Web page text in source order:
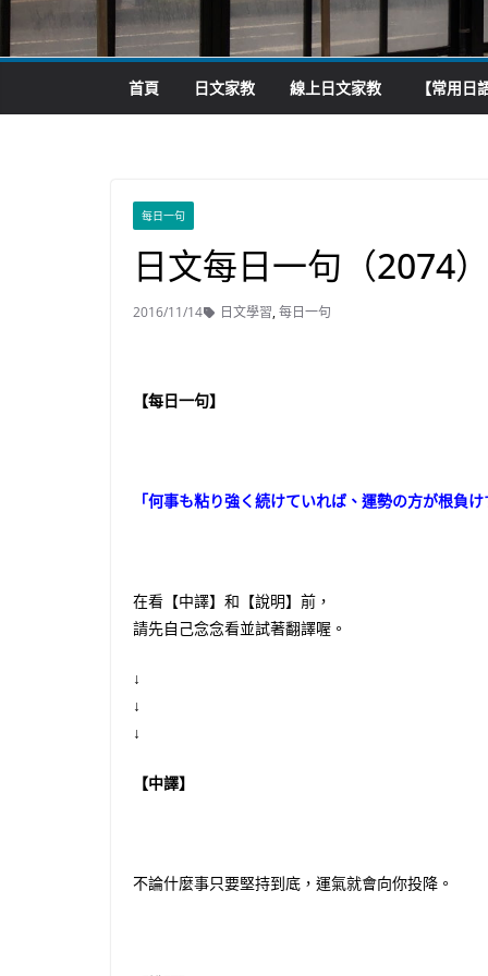
首頁 日文家教 線上日文家教 【常用日
每日一句
日文每日一句（2074）
2016/11/14 日文學習,每日一句
【每日一句】
「何事も粘り強く続けていれば、運勢の方が根負け
在看【中譯】和【說明】前，
請先自己念念看並試著翻譯喔。
↓
↓
↓
【中譯】
不論什麼事只要堅持到底，運氣就會向你投降。